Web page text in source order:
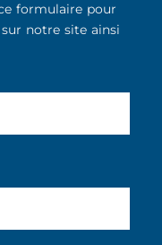
formulaire pour
notre site ainsi